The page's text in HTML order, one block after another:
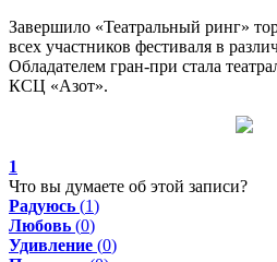
Завершило «Театральный ринг»
всех участников фестиваля в
Обладателем гран-при стала
КСЦ «Азот».
1
Что вы думаете об этой записи?
Радуюсь (1)
Любовь (0)
Удивление (0)